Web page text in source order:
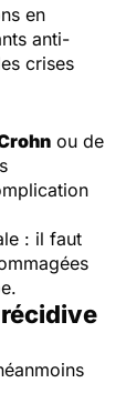
en
anti-
crises
ou de
: il faut